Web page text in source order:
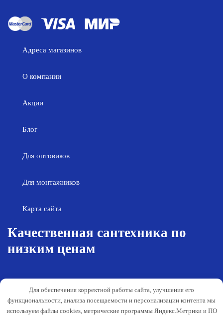
Адреса магазинов
О компании
Акции
Блог
Для оптовиков
Для монтажников
Карта сайта
Качественная сантехника по
низким ценам
Гарантия и обслуживание
Публичная оферта
данных
Для обеспечения корректной работы сайта, улучшения его
функциональности, анализа посещаемости и персонализации контента мы
используем файлы cookies, метрические программы Яндекс.Метрики и ПО